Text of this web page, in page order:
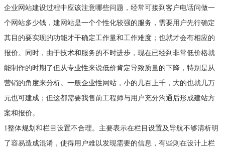
企业网站建设过程中应该注意哪些问题，经常可接到客户电话问做一
个网站多少钱，建网站是一个个性化较强的服务，需要用户先行确定
其目的要实现的功能才干确定工作量和工作难度；也就才会有相应的
报价。同时，由于技术和服务的不时进步，现在已经到非常低价格就
能制作的时期了但从专业性来说低价肯定导致质量的下降，特别是从
营销的角度来分析。一般企业性网站，小的几百上千，大的也就几万
元也可建成；但这都需要我售前工程师与用户充分沟通后形成建站方
案和报价。
1整体规划和栏目设置不合理。主要表示在栏目设置及导航不够清析明
了容易造成混淆，使得用户难以发现需要的信息，有些则在设计上栏